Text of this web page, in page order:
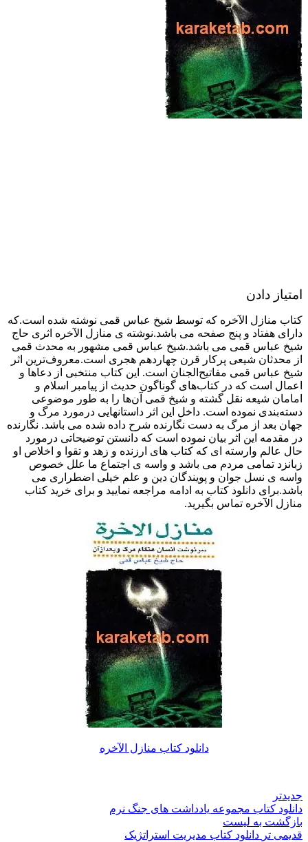
امتیاز دادن
کتاب منازل الآخره که توسط شیخ عباس قمی نوشته شده است.که
دارای هفتاد و پنج صفحه می باشد.نوشته ی منازل الآخره اثری حاج
شیخ عباس قمی می باشد.شیخ عباس قمی مشهور به محدث قمی
از محدثان شیعی پرکار قرن چهاردهم هجری است.معروف‌ترین اثر
شیخ عباس قمی مفاتیح‌الجنان است. این کتاب منتخبی از دعاها و
اعمال است که در کتاب‌های گوناگون حدیث از پیامبر اسلام و
امامان شیعه نقل گشته و شیخ قمی آن‌ها را به طور موضوعی
دسته‌بندی نموده است. داخل این اثر داستانهایی درمورد مرگ و
جهان بعد از مرگ به دست نگارنده شرح داده شده می باشد. نگارنده
در مقدمه این اثر بیان نموده است که دانستن توضیحاتی درمورد
حال عالم وارسته ای که کتاب های ارزنده و زهد و تقوا و اخلاص او
زبانزد تمامی مردم می باشد و واسه ی اجتماع ما علل خصوص
واسه ی نسل جوان و پویندگان دین و علم خیلی اضطراری می
باشد.برای دانلود کتاب به ادامه مراجعه نمایید و برای خرید کتاب
منازل الآخره تماس بگیرید.
دانلود کتاب منازل الآخره
جدیدتر
دانلود کتاب مجموعه یادداشت های جنگ نرم
بازگشت به لیست
قدیمی تر دانلود کتاب مدیریت استراتژیک